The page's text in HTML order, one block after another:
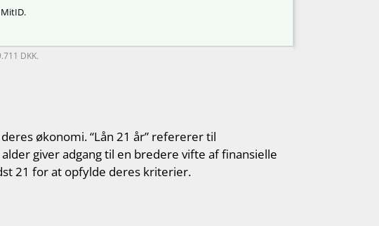
DKK.
økonomi. “Lån 21 år” refererer til
giver adgang til en bredere vifte af finansielle
21 for at opfylde deres kriterier.